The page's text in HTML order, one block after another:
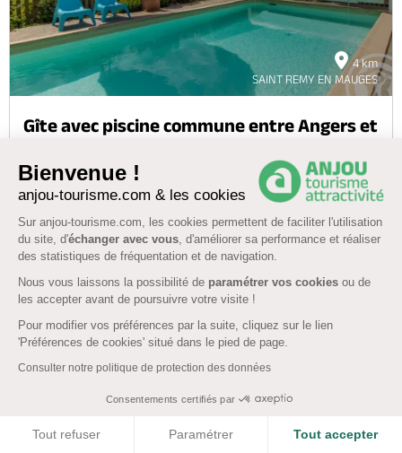
Bienvenue !
anjou-tourisme.com & les cookies
Sur anjou-tourisme.com, les cookies permettent de faciliter l'utilisation
du site, d'échanger avec vous, d'améliorer sa performance et réaliser
des statistiques de fréquentation et de navigation.
Nous vous laissons la possibilité de paramétrer vos cookies ou de
les accepter avant de poursuivre votre visite !
Pour modifier vos préférences par la suite, cliquez sur le lien
'Préférences de cookies' situé dans le pied de page.
Consulter notre politique de protection des données
Consentements certifiés par
Tout refuser Paramétrer Tout accepter
4 km
SAINT REMY EN MAUGES
Gîte avec piscine commune entre Angers et
4.5 (21)
8 pers. 4 chambres
L'ACACIA
La Chapelle-Saint-Florent, MAUGES-SUR-LOIRE
Chèques Vacances
Réserver